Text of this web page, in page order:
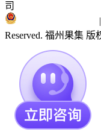
司
|
Reserved. 福州果集 版